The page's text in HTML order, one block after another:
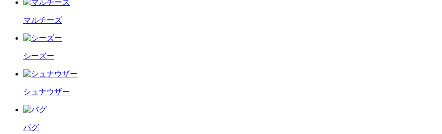
マルチーズ
シーズー
シュナウザー
パグ